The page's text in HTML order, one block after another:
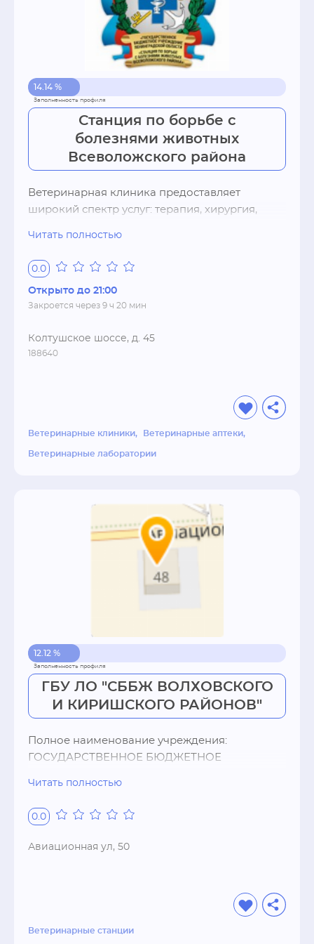
14.14 %
Станция по борьбе с
болезнями животных
Всеволожского района
Ветеринарная клиника предоставляет
широкий спектр услуг: терапия, хирургия,
оформление ВСД,  ветеринарная аптека,
ветеринарная лаборатория, груминг.
Читать полностью
0.0
Открыто до 21:00
Закроется через 9 ч 20 мин
Колтушское шоссе, д. 45
188640
Ветеринарные клиники Ветеринарные аптеки
Ветеринарные лаборатории
12.12 %
ГБУ ЛО "СББЖ ВОЛХОВСКОГО
И КИРИШСКОГО РАЙОНОВ"
Полное наименование учреждения:
ГОСУДАРСТВЕННОЕ БЮДЖЕТНОЕ
ЖИВОТНЫХ ВОЛХОВСКОГО И КИРИШСКОГО
РАЙОНОВ".
Адрес: Россия, Ленинградская обл,
Учредитель: УПРАВЛЕНИЕ ВЕТЕРИНАРИИ
ЛЕНИНГРАДСКОЙ ОБЛАСТИ.Реквизиты:
Читать полностью
0.0
Авиационная ул, 50
Ветеринарные станции